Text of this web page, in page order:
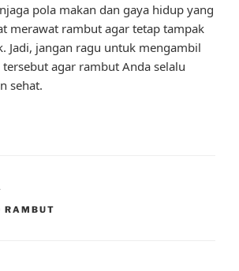
pola makan dan gaya hidup yang
merawat rambut agar tetap tampak
Jadi, jangan ragu untuk mengambil
agar rambut Anda selalu
sehat.
RAMBUT